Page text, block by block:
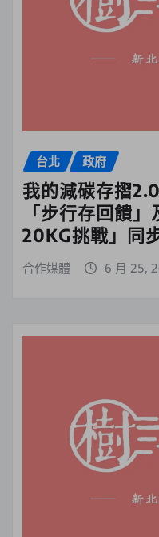
台北 政府
我的減碳存摺
「步行存回饋
20KG挑戰」同
合作媒體 6 月 25,